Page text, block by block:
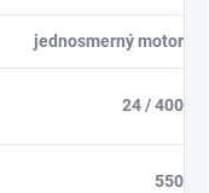
jednosmerný motor
24 / 400
550